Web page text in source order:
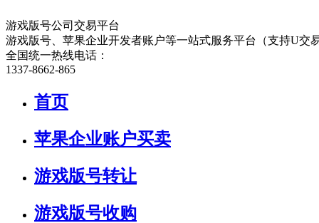
游戏版号公司交易平台
游戏版号、苹果企业开发者账户等一站式服务平台（支持U交
全国统一热线电话：
1337-8662-865
首页
苹果企业账户买卖
游戏版号转让
游戏版号收购